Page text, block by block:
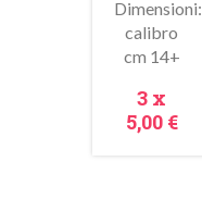
Anteprima
Dimensioni:
calibro
cm 14+
Prezzo
3 x
5,00 €